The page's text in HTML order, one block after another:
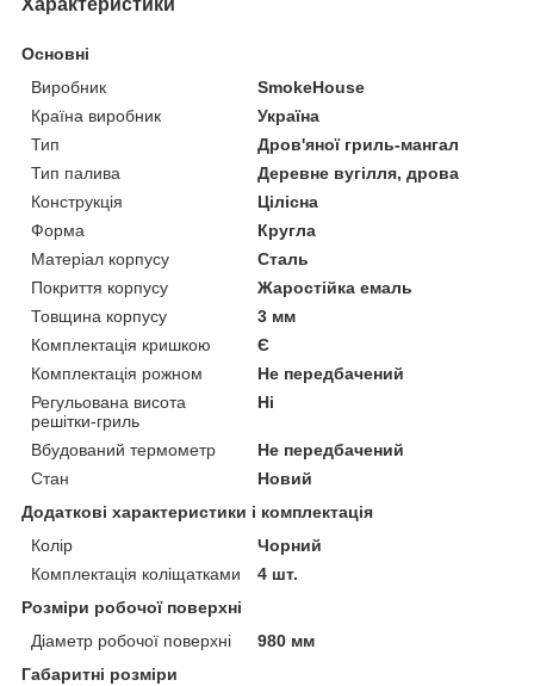
Основні
Виробник
SmokeHouse
Країна виробник
Україна
Тип
Дров'яної гриль-мангал
Тип палива
Деревне вугілля, дрова
Конструкція
Цілісна
Форма
Кругла
Матеріал корпусу
Сталь
Покриття корпусу
Жаростійка емаль
Товщина корпусу
3 мм
Комплектація кришкою
Є
Комплектація рожном
Не передбачений
Регульована висота
решітки-гриль
Ні
Вбудований термометр
Не передбачений
Стан
Новий
Додаткові характеристики і комплектація
Колір
Чорний
Комплектація коліщатками
4 шт.
Розміри робочої поверхні
Діаметр робочої поверхні
980 мм
Габаритні розміри